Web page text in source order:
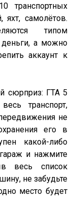
транспортных
яхт, самолётов.
типом
а можно
аккаунт к
сюрприз: ГТА 5
транспорт,
не
его в
какой-либо
и нажмите
весь список
не забудьте
место будет